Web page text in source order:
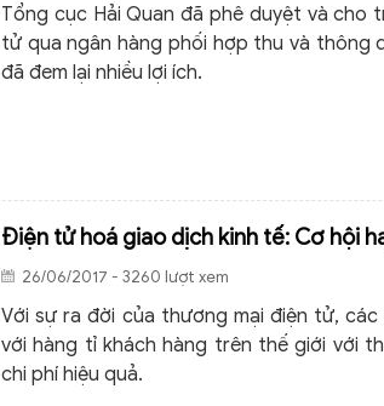
Tổng cục Hải Quan đã phê duyệt và cho
tử qua ngân hàng phối hợp thu và thông
đã đem lại nhiều lợi ích.
Điện tử hoá giao dịch kinh tế: Cơ hội
26/06/2017 - 3260 lượt xem
Với sự ra đời của thương mại điện tử,
với hàng tỉ khách hàng trên thế giới với
chi phí hiệu quả.